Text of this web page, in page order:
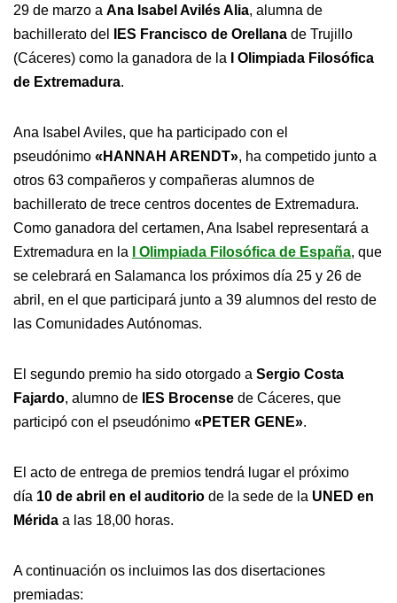
29 de marzo a Ana Isabel Avilés Alia, alumna de
bachillerato del
IES Francisco de Orellana de Trujillo
(Cáceres) como la ganadora de la
I Olimpiada Filosófica
de Extremadura.
Ana Isabel Aviles, que ha participado con el
pseudónimo «HANNAH ARENDT», ha competido junto a
otros 63 compañeros y compañeras alumnos de
bachillerato de trece centros docentes de Extremadura.
Como ganadora del certamen, Ana Isabel representará a
Extremadura en la
I Olimpiada Filosófica de España, que
se celebrará en Salamanca los próximos día 25 y 26 de
abril, en el que participará junto a 39 alumnos del resto de
las Comunidades Autónomas.
El segundo premio ha sido otorgado a Sergio Costa
Fajardo, alumno de IES Brocense de Cáceres, que
participó con el pseudónimo «PETER GENE».
El acto de entrega de premios tendrá lugar el próximo
día 10 de abril en el auditorio de la sede de la UNED en
Mérida a las 18,00 horas.
A continuación os incluimos las dos disertaciones
premiadas: